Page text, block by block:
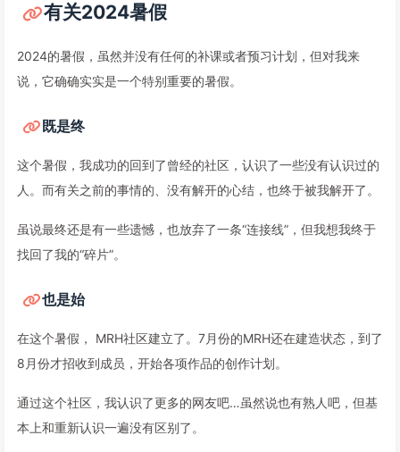
有关2024暑假
2024的暑假，虽然并没有任何的补课或者预习计划，但对我来
说，它确确实实是一个特别重要的暑假。
既是终
这个暑假，我成功的回到了曾经的社区，认识了一些没有认识过的
人。而有关之前的事情的、没有解开的心结，也终于被我解开了。
虽说最终还是有一些遗憾，也放弃了一条“连接线”，但我想我终于
找回了我的“碎片”。
也是始
在这个暑假， MRH社区建立了。7月份的MRH还在建造状态，到了
8月份才招收到成员，开始各项作品的创作计划。
通过这个社区，我认识了更多的网友吧…虽然说也有熟人吧，但基
本上和重新认识一遍没有区别了。